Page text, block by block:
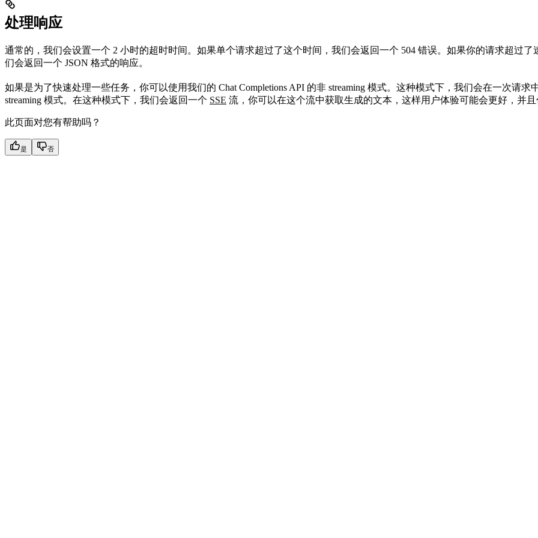
处理响应
通常的，我们会设置一个 2 小时的超时时间。如果单个请求超过了这个时间，我们会返回一个 504 错误。如果你的请求超过
们会返回一个 JSON 格式的响应。
如果是为了快速处理一些任务，你可以使用我们的 Chat Completions API 的非 streaming 模式。这种模式下，我们会在一次请
streaming 模式。在这种模式下，我们会返回一个 SSE 流，你可以在这个流中获取生成的文本，这样用户体验可能会更好，并
此页面对您有帮助吗？
是 否